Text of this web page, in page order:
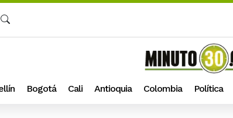
Bogotá Cali Antioquia Colombia Política